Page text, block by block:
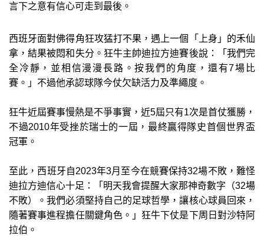
言下之意有信心可走到最後。
西班牙面對佛得角狂攻猛打不果，遇上一個「上身」的禾仙
拿，結果被悶和失分。狂牛主帥迪拉方迪賽後說：「我們完
全冷靜，並相信漫漫長路。按我們的角度，還有7場比
賽。」不過他承認球隊今仗欠缺活力及準繩度。
狂牛近屆賽事慢熱是不爭事實，近5屆只有1次是首仗獲勝，
不過2010年受挫於瑞士的一屆，最終贏得隊史首個世界盃
冠軍。
至此，西班牙自2023年3月至今在競賽保持32場不敗，難怪
迪拉方迪信心十足：「明天我會提醒大家那神奇數字（32場
不敗）。我們必須堅持自己的足球哲學，讓核心球員回來，
隨著賽事進程擔任關鍵角色。」狂牛下仗是下周日對沙特阿
拉伯。